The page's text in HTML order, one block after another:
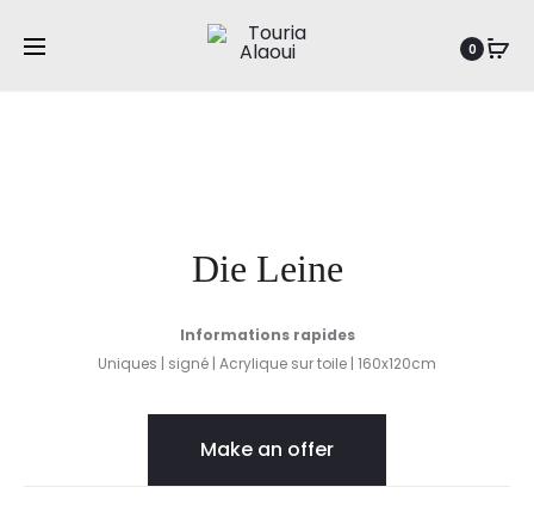
0
DORF
ZU
Accueil Die Leine
Die Leine
Informations rapides
Uniques | signé | Acrylique sur toile | 160x120cm
Make an offer